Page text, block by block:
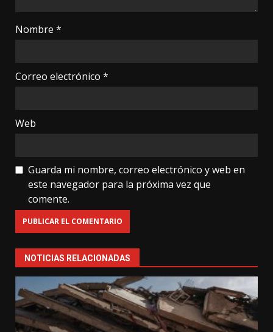
Nombre *
Correo electrónico *
Web
Guarda mi nombre, correo electrónico y web en
este navegador para la próxima vez que
comente.
NOTICIAS RELACIONADAS